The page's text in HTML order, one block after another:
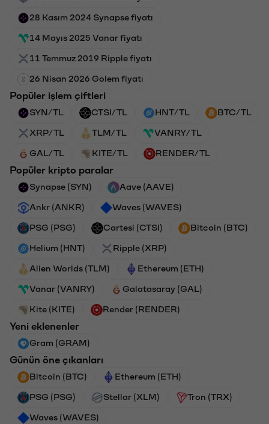
28 Kasım 2024 Synapse fiyatı
14 Mayıs 2025 Vanar fiyatı
11 Temmuz 2019 Ripple fiyatı
26 Nisan 2026 Golem fiyatı
Popüler işlem çiftleri
SYN/TL CTSI/TL HNT/TL BTC/TL
XRP/TL TLM/TL VANRY/TL
GAL/TL KITE/TL RENDER/TL
Popüler kripto paralar
Synapse (SYN) Aave (AAVE)
Ankr (ANKR) Waves (WAVES)
PSG (PSG) Cartesi (CTSI) Bitcoin (BTC)
Helium (HNT) Ripple (XRP)
Alien Worlds (TLM) Ethereum (ETH)
Vanar (VANRY) Galatasaray (GAL)
Kite (KITE) Render (RENDER)
Yeni eklenenler
Gram (GRAM)
Günün öne çıkanları
Bitcoin (BTC) Ethereum (ETH)
PSG (PSG) Stellar (XLM) Tron (TRX)
Waves (WAVES)